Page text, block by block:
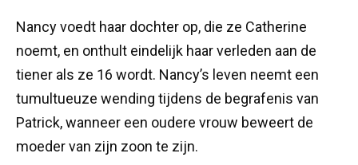
Nancy voedt haar dochter op, die ze Catherine
noemt, en onthult eindelijk haar verleden aan de
tiener als ze 16 wordt. Nancy’s leven neemt een
tumultueuze wending tijdens de begrafenis van
Patrick, wanneer een oudere vrouw beweert de
moeder van zijn zoon te zijn.